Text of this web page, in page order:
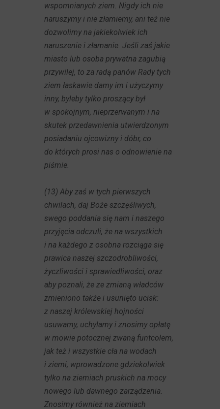
wspomnianych ziem. Nigdy ich nie
naruszymy i nie złamiemy, ani też nie
dozwolimy na jakiekolwiek ich
naruszenie i złamanie. Jeśli zaś jakie
miasto lub osoba prywatna zagubią
przywilej, to za radą panów Rady tych
ziem łaskawie damy im i użyczymy
inny, byleby tylko proszący był
w spokojnym, nieprzerwanym i na
skutek przedawnienia utwierdzonym
posiadaniu ojcowizny i dóbr, co
do których prosi nas o odnowienie na
piśmie.
(13) Aby zaś w tych pierwszych
chwilach, daj Boże szczęśliwych,
swego poddania się nam i naszego
przyjęcia odczuli, że na wszystkich
i na każdego z osobna rozciąga się
prawica naszej szczodrobliwości,
życzliwości i sprawiedliwości, oraz
aby poznali, że ze zmianą władców
zmieniono także i usunięto ucisk:
z naszej królewskiej hojności
usuwamy, uchylamy i znosimy opłatę
w mowie potocznej zwaną funtcolem,
jak też i wszystkie cła na wodach
i ziemi, wprowadzone gdziekolwiek
tylko na ziemiach pruskich na mocy
nowego lub dawnego zarządzenia.
Znosimy również na ziemiach